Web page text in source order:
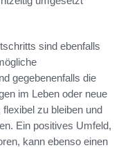
sind ebenfalls
gegebenenfalls die
im Leben oder neue
zu bleiben und
Ein positives Umfeld,
kann ebenso einen